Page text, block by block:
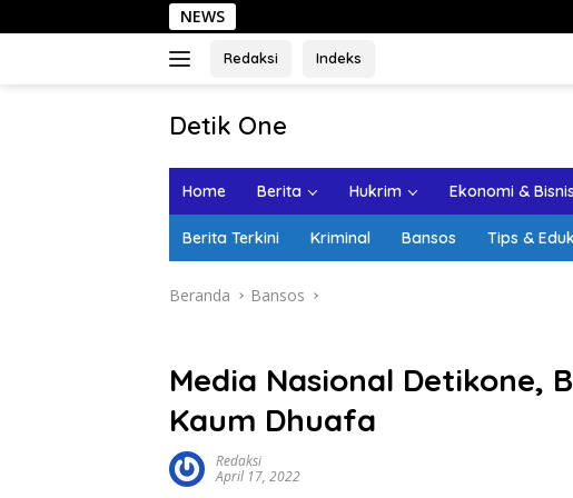
ke
NEWS Sehari di Kota
Redaksi Indeks
Detik One
Ungkap
Home Berita Hukrim Ekonomi & Bisnis
Berita Terkini Kriminal Bansos Tips &
Beranda Bansos
Media Nasional Detikone,
Kaum Dhuafa
Redaksi
April 17, 2022